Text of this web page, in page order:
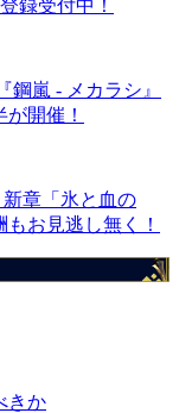
録受付中！
嵐 - メカラシ』
開催！
章「氷と血の
お見逃し無く！
きか